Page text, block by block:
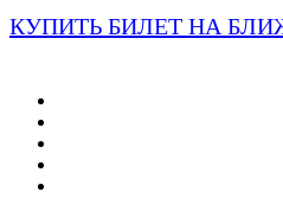
КУПИТЬ БИЛЕТ НА